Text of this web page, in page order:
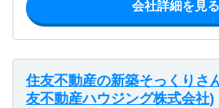
会社詳細を見る
住友不動産の新築そっくりさ
友不動産ハウジング株式会社)